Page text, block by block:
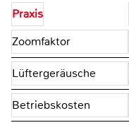
Praxis
Zoomfaktor
Lüftergeräusche
Betriebskosten